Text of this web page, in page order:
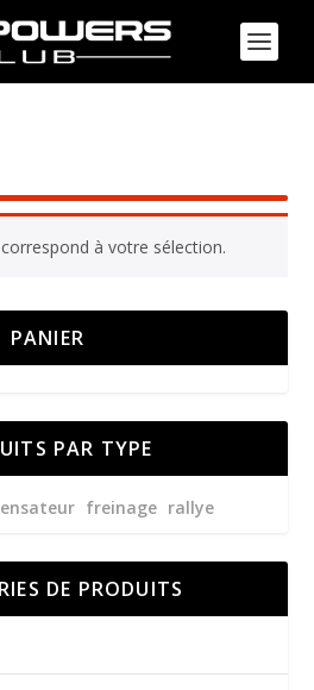
à votre sélection.
PANIER
PAR TYPE
freinage rallye
DE PRODUITS